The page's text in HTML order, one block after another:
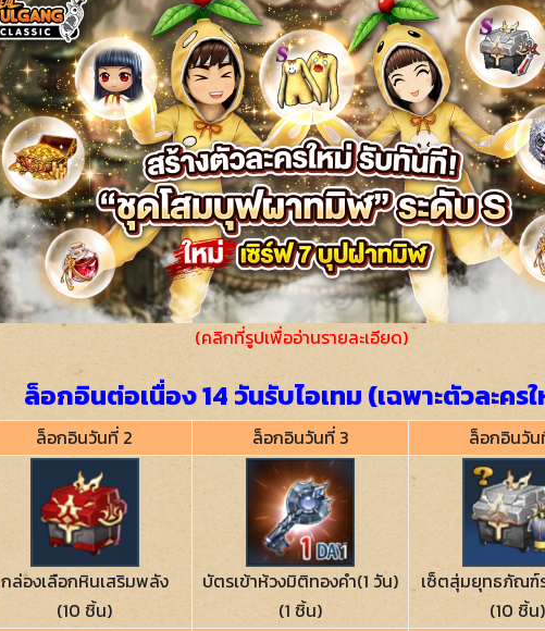
(คลิกที่รูปเพื่ออ่านรายละเอียด)
ล็อกอินต่อเนื่อง 14 วันรับไอเทม (เฉพาะตัวละคร
ล็อกอินวันที่ 2 ล็อกอินวันที่ 3 ล็อกอินวัน
กล่องเลือกหินเสริมพลัง
(10 ชิ้น)
บัตรเข้าห้วงมิติทองคำ(1 วัน)
(1 ชิ้น)
เซ็ตสุ่มยุทธภัณฑ์
(10 ชิ้น)